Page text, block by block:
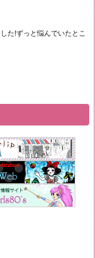
た!ずっと悩んでいたとこ